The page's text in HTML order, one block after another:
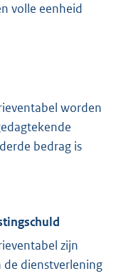
volle eenheid
worden
bedrag is
zijn
de dienstverlening